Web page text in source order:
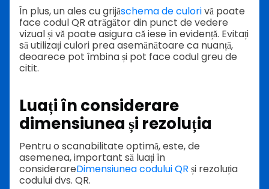
În plus, un ales cu grijăschema de culorivă poate
face codul QR atrăgător din punct de vedere
vizual și vă poate asigura că iese în evidență. Evitați
să utilizați culori prea asemănătoare ca nuanță,
deoarece pot îmbina și pot face codul greu de
citit.
Luați în considerare
dimensiunea și rezoluția
Pentru o scanabilitate optimă, este, de
asemenea, important să luați în
considerareDimensiunea codului QR și rezoluția
codului dvs. QR.